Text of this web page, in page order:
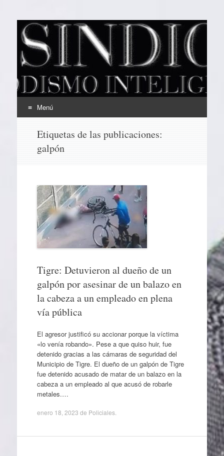
EL SINDICAL
Periodismo Inteligente
Menú
contenido
Etiquetas de las publicaciones:
galpón
Tigre: Detuvieron al dueño de un
galpón por asesinar de un balazo en
la cabeza a un empleado en plena
vía pública
El agresor justificó su accionar porque la víctima
«lo venía robando». Pese a que quiso huir, fue
detenido gracias a las cámaras de seguridad del
Municipio de Tigre. El dueño de un galpón de Tigre
fue detenido acusado de matar de un balazo en la
cabeza a un empleado al que acusó de robarle
metales.…
enero 18, 2023 de Policiales.